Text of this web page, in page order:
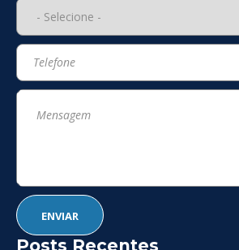
Posts Recentes